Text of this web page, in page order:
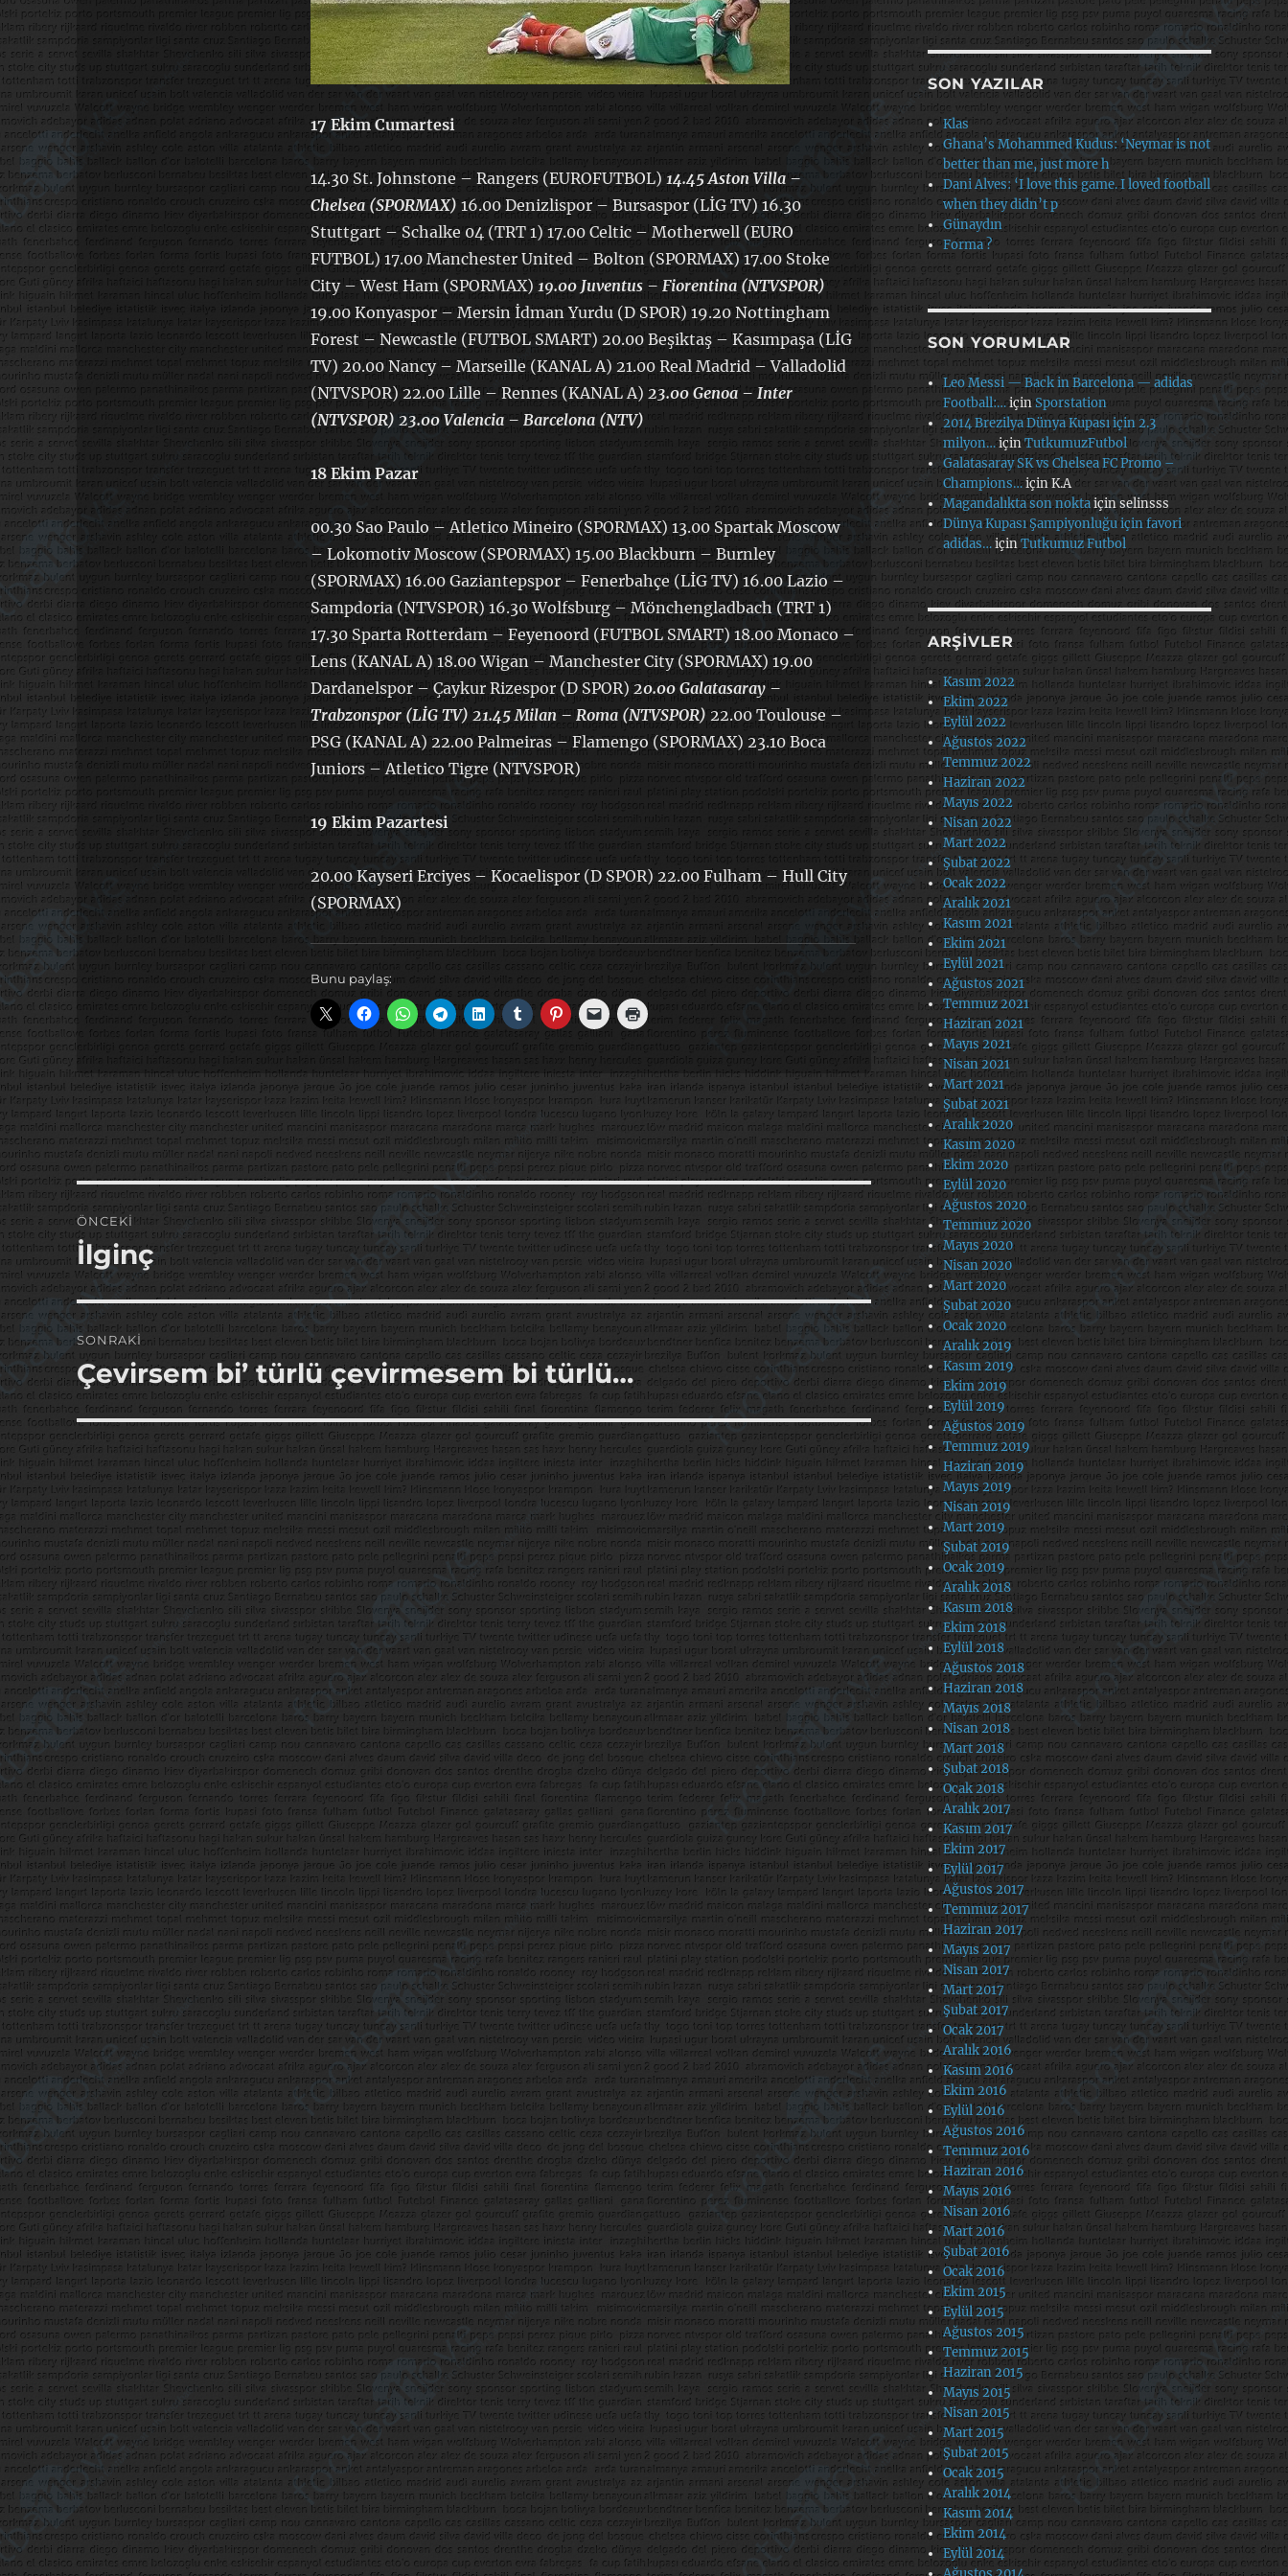
17 Ekim Cumartesi
14.30 St. Johnstone – Rangers (EUROFUTBOL) 14.45 Aston Villa –
Chelsea (SPORMAX) 16.00 Denizlispor – Bursaspor (LİG TV) 16.30
Stuttgart – Schalke 04 (TRT 1) 17.00 Celtic – Motherwell (EURO
FUTBOL) 17.00 Manchester United – Bolton (SPORMAX) 17.00 Stoke
City – West Ham (SPORMAX) 19.00 Juventus – Fiorentina (NTVSPOR)
19.00 Konyaspor – Mersin İdman Yurdu (D SPOR) 19.20 Nottingham
Forest – Newcastle (FUTBOL SMART) 20.00 Beşiktaş – Kasımpaşa (LİG
TV) 20.00 Nancy – Marseille (KANAL A) 21.00 Real Madrid – Valladolid
(NTVSPOR) 22.00 Lille – Rennes (KANAL A) 23.00 Genoa – Inter
(NTVSPOR) 23.00 Valencia – Barcelona (NTV)
18 Ekim Pazar
00.30 Sao Paulo – Atletico Mineiro (SPORMAX) 13.00 Spartak Moscow
– Lokomotiv Moscow (SPORMAX) 15.00 Blackburn – Burnley
(SPORMAX) 16.00 Gaziantepspor – Fenerbahçe (LİG TV) 16.00 Lazio –
Sampdoria (NTVSPOR) 16.30 Wolfsburg – Mönchengladbach (TRT 1)
17.30 Sparta Rotterdam – Feyenoord (FUTBOL SMART) 18.00 Monaco –
Lens (KANAL A) 18.00 Wigan – Manchester City (SPORMAX) 19.00
Dardanelspor – Çaykur Rizespor (D SPOR) 20.00 Galatasaray –
Trabzonspor (LİG TV) 21.45 Milan – Roma (NTVSPOR) 22.00 Toulouse –
PSG (KANAL A) 22.00 Palmeiras – Flamengo (SPORMAX) 23.10 Boca
Juniors – Atletico Tigre (NTVSPOR)
19 Ekim Pazartesi
20.00 Kayseri Erciyes – Kocaelispor (D SPOR) 22.00 Fulham – Hull City
(SPORMAX)
Bunu paylaş:
Yazı
gezinmesi
ÖNCEKI
Önceki
yazı:
İlginç
SONRAKI
Sonraki
yazı:
Çevirsem bi’ türlü çevirmesem bi türlü…
SON YAZILAR
Klas
Ghana’s Mohammed Kudus: ‘Neymar is not
better than me, just more h
Dani Alves: ‘I love this game. I loved football
when they didn’t p
Günaydın
Forma ?
SON YORUMLAR
Leo Messi — Back in Barcelona — adidas
Football:…içinSporstation
2014 Brezilya Dünya Kupası için 2.3
milyon…içinTutkumuzFutbol
Galatasaray SK vs Chelsea FC Promo –
Champions…içinK.A
Magandalıkta son noktaiçinselinsss
Dünya Kupası Şampiyonluğu için favori
adidas…içinTutkumuz Futbol
ARŞIVLER
Kasım 2022
Ekim 2022
Eylül 2022
Ağustos 2022
Temmuz 2022
Haziran 2022
Mayıs 2022
Nisan 2022
Mart 2022
Şubat 2022
Ocak 2022
Aralık 2021
Kasım 2021
Ekim 2021
Eylül 2021
Ağustos 2021
Temmuz 2021
Haziran 2021
Mayıs 2021
Nisan 2021
Mart 2021
Şubat 2021
Aralık 2020
Kasım 2020
Ekim 2020
Eylül 2020
Ağustos 2020
Temmuz 2020
Mayıs 2020
Nisan 2020
Mart 2020
Şubat 2020
Ocak 2020
Aralık 2019
Kasım 2019
Ekim 2019
Eylül 2019
Ağustos 2019
Temmuz 2019
Haziran 2019
Mayıs 2019
Nisan 2019
Mart 2019
Şubat 2019
Ocak 2019
Aralık 2018
Kasım 2018
Ekim 2018
Eylül 2018
Ağustos 2018
Haziran 2018
Mayıs 2018
Nisan 2018
Mart 2018
Şubat 2018
Ocak 2018
Aralık 2017
Kasım 2017
Ekim 2017
Eylül 2017
Ağustos 2017
Temmuz 2017
Haziran 2017
Mayıs 2017
Nisan 2017
Mart 2017
Şubat 2017
Ocak 2017
Aralık 2016
Kasım 2016
Ekim 2016
Eylül 2016
Ağustos 2016
Temmuz 2016
Haziran 2016
Mayıs 2016
Nisan 2016
Mart 2016
Şubat 2016
Ocak 2016
Ekim 2015
Eylül 2015
Ağustos 2015
Temmuz 2015
Haziran 2015
Mayıs 2015
Nisan 2015
Mart 2015
Şubat 2015
Ocak 2015
Aralık 2014
Kasım 2014
Ekim 2014
Eylül 2014